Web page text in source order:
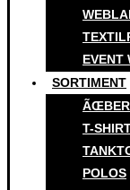
EVENT
SORTIMENT
T-
POLOS